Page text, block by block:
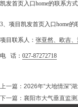
凯发首页入口home的联系方式
3、项目凯发首页入口home的
项目联系人： 张亚然、欧吉
电 话： 027-87272718
上一篇： 2026年“大地情深”
下一篇： 襄阳市大气垂直监